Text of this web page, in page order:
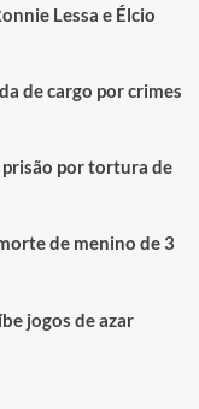
Lessa e Élcio
de cargo por crimes
prisão por tortura de
de menino de 3
jogos de azar